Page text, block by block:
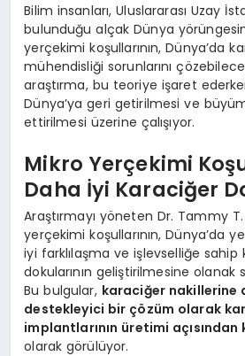
Bilim insanları, Uluslararası Uzay
bulunduğu alçak Dünya
yerçekimi koşullarının, Dünya’da
mühendisliği sorunlarını
araştırma, bu teoriye işaret
Dünya’ya geri getirilmesi ve
ettirilmesi üzerine çalışıyor.
Mikro Yerçekimi
Daha İyi Karaciğer
Araştırmayı yöneten Dr. Tammy
yerçekimi koşullarının, Dünya’da
iyi farklılaşma ve işlevselliğe sahip
dokularının geliştirilmesine olanak
Bu bulgular, karaciğer nakillerine
destekleyici bir çözüm olarak
implantlarının üretimi
olarak görülüyor.